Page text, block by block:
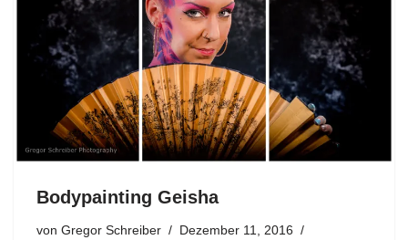
Bodypainting Geisha
von Gregor Schreiber
Dezember 11, 2016